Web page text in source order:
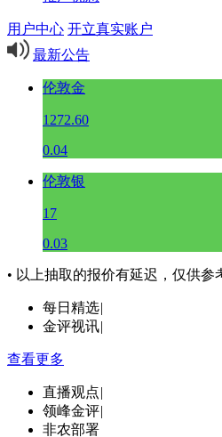
用户中心 开立真实账户
最新公告
伦敦金
1272.60
0.04
伦敦银
17
0.03
• 以上抽取的报价有延迟，仅供参
每日精选|
金评视讯|
查看更多
直播观点|
领峰金评|
非农部署